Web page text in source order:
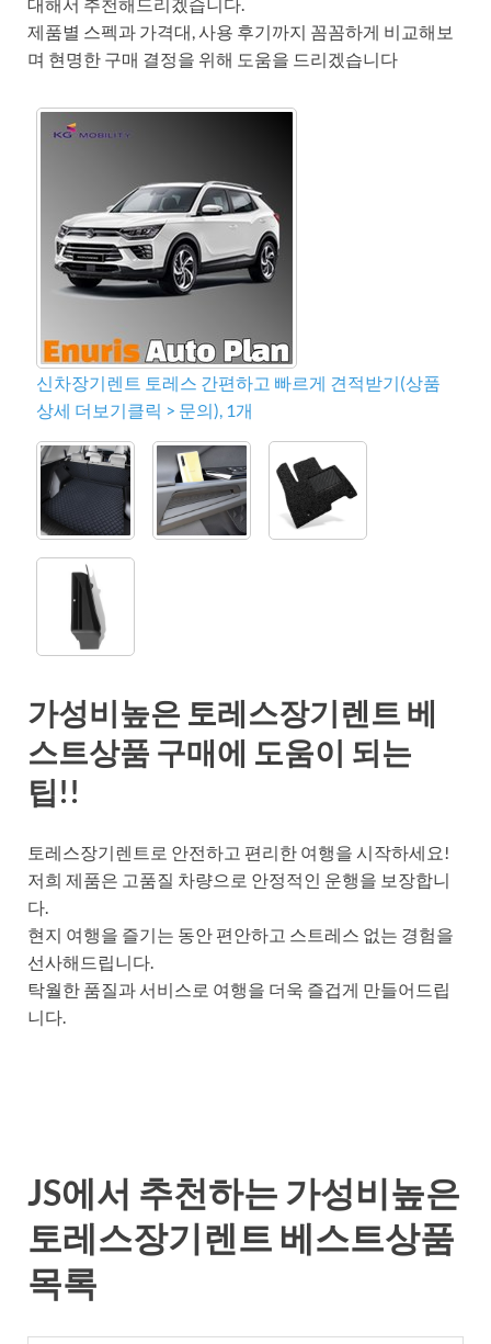
제품별 스펙과 가격대, 사용 후기까지 꼼꼼하게 비교해보
며 현명한 구매 결정을 위해 도움을 드리겠습니다
신차장기렌트 토레스 간편하고 빠르게 견적받기(상품
상세 더보기클릭 > 문의), 1개
가성비높은 토레스장기렌트 베
스트상품 구매에 도움이 되는
팁!!
토레스장기렌트로 안전하고 편리한 여행을 시작하세요!
저희 제품은 고품질 차량으로 안정적인 운행을 보장합니
다.
현지 여행을 즐기는 동안 편안하고 스트레스 없는 경험을
선사해드립니다.
탁월한 품질과 서비스로 여행을 더욱 즐겁게 만들어드립
니다.
JS에서 추천하는 가성비높은
토레스장기렌트 베스트상품
목록